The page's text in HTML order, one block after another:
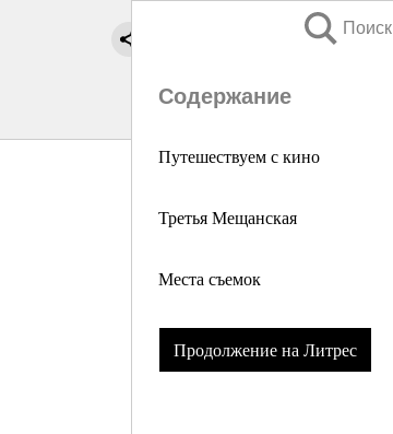
Поиск
Содержание
Путешествуем с кино
Третья Мещанская
Места съемок
Продолжение на Литрес